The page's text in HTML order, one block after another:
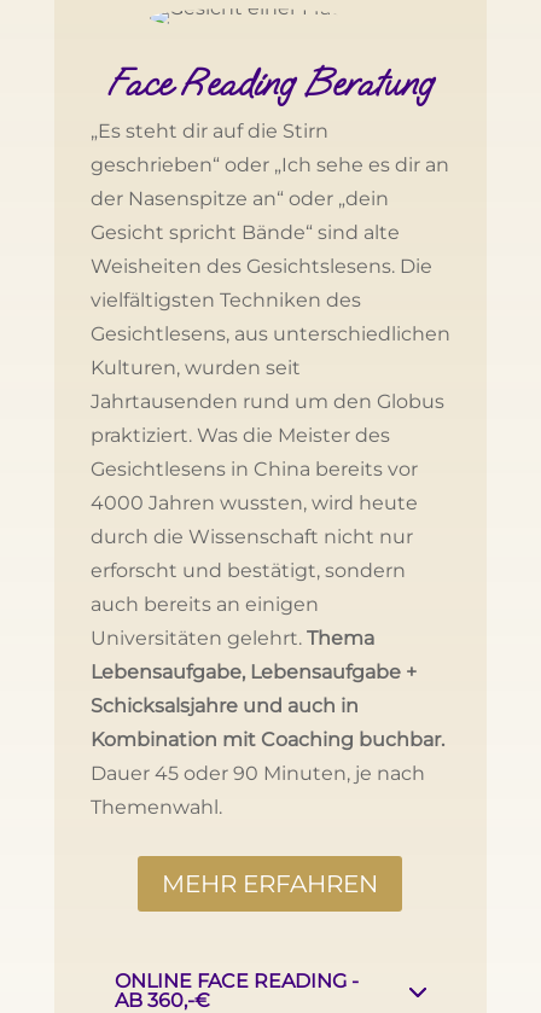
Face Reading Beratung
„Es steht dir auf die Stirn
geschrieben“ oder „Ich sehe es dir an
der Nasenspitze an“ oder „dein
Gesicht spricht Bände“ sind alte
Weisheiten des Gesichtslesens. Die
vielfältigsten Techniken des
Gesichtlesens, aus unterschiedlichen
Kulturen, wurden seit
Jahrtausenden rund um den Globus
praktiziert. Was die Meister des
Gesichtlesens in China bereits vor
4000 Jahren wussten, wird heute
durch die Wissenschaft nicht nur
erforscht und bestätigt, sondern
auch bereits an einigen
Universitäten gelehrt. Thema
Lebensaufgabe, Lebensaufgabe +
Schicksalsjahre und auch in
Kombination mit Coaching buchbar.
Dauer 45 oder 90 Minuten, je nach
Themenwahl.
MEHR ERFAHREN
ONLINE FACE READING -
AB 360,-€